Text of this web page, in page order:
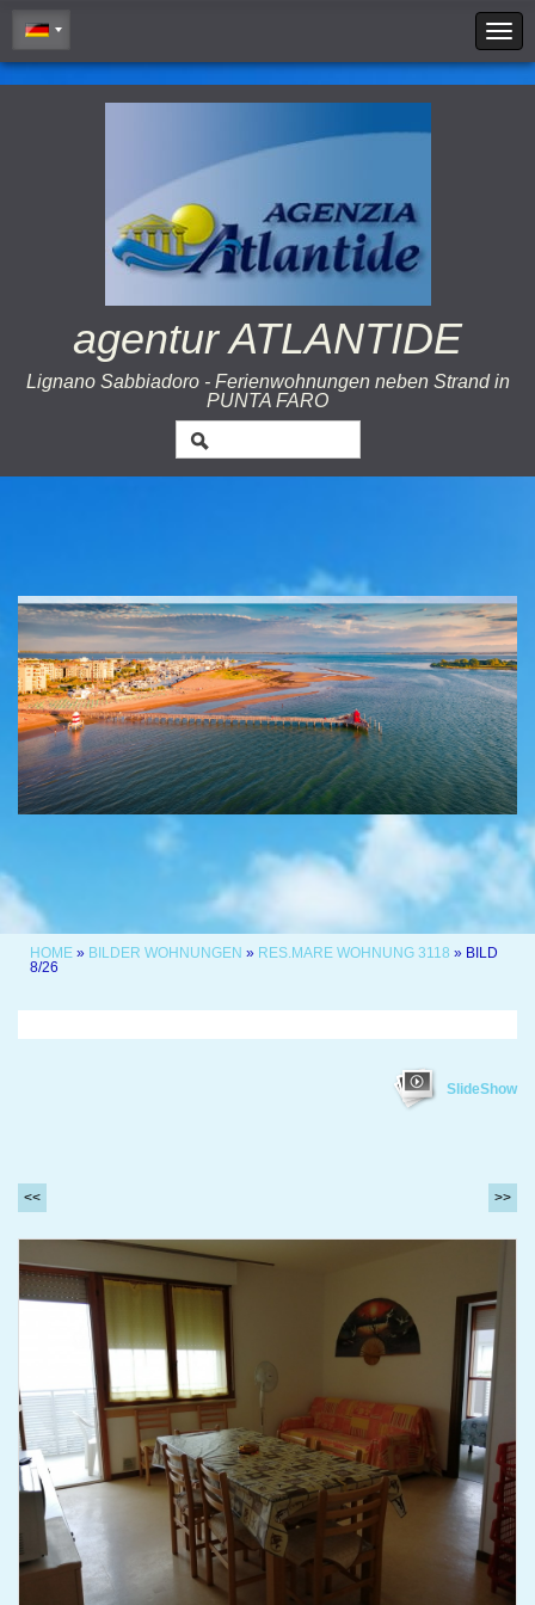
Cookie Policy
agentur ATLANTIDE
Lignano Sabbiadoro - Ferienwohnungen neben Strand in
PUNTA FARO
HOME » BILDER WOHNUNGEN » RES.MARE WOHNUNG 3118 » BILD
8/26
SlideShow
<< >>